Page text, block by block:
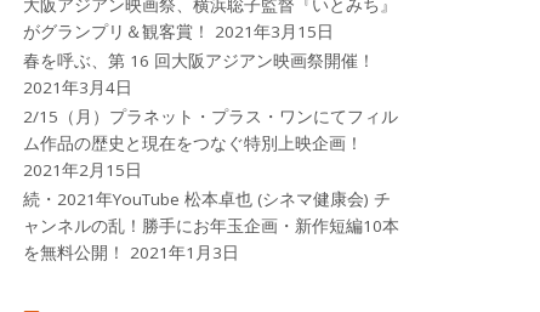
大阪アジアン映画祭、横浜聡子監督『いとみち』
がグランプリ＆観客賞！
2021年3月15日
春を呼ぶ、第 16 回大阪アジアン映画祭開催！
2021年3月4日
2/15（月）プラネット・プラス・ワンにてフィル
ム作品の歴史と現在をつなぐ特別上映企画！
2021年2月15日
続・2021年YouTube 松本卓也 (シネマ健康会) チ
ャンネルの乱！勝手にお年玉企画・新作短編10本
を無料公開！
2021年1月3日